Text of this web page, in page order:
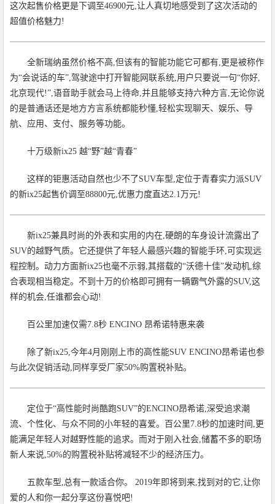
这次起售价格更是下调至46900元,让人真切地感受到了这次活动的
超值价格魅力!
全新瑞纳虽然价格不高,但该有的智能功能它可都有,更是被称作
为“会说话的车”,驾驶途中打开智能网联系统,用户只要说一句“你好,
北京现代!”,语音助手就会马上待命,并且能够支持六种方言,无论你说
的是普通话还是地方方言系统都能秒懂,轻松实现聊天、娱乐、导
航、应用、支付、服务等功能。
十万级新ix25 越“野”越“青春”
这样的钜惠活动自然也少不了SUV车型,定位于青春实力派SUV
的新ix25起售价调至88800元,优惠力度直达2.1万元!
新ix25兼具时尚的外表和实用的内在,硬朗的车身设计流露出了
SUV的越野气质。它还提供了年轻人最感兴趣的智能手环,可实现远
程控制。动力方面新ix25也毫不示弱,其搭载的“沃德十佳”发动机,综
合表现相当稳定。不到十万的价格即可拥有一辆霸气外露的SUV,这
样的机会,任谁都会心动!
百公里加速仅需7.8秒 ENCINO 昂希诺特惠来袭
除了新ix25,今年4月刚刚上市的高性能SUV ENCINO昂希诺也参
与此次促销活动,同样享受厂家50%购置税补贴。
定位于“高性能时尚酷跑SUV”的ENCINO昂希诺,深受追求潮
流、个性化、与众不同的小年轻的喜爱。百公里7.8秒的加速时间,更
能满足年轻人对越野性能的追求。而对于刚入社会,储蓄不多的职场
新人来说,50%的购置税补贴将减轻不少的经济压力。
五款车型,总有一款适合你。 2019年即将到来,找到对的它,让你
爱的人和你一起分享这份喜悦吧!